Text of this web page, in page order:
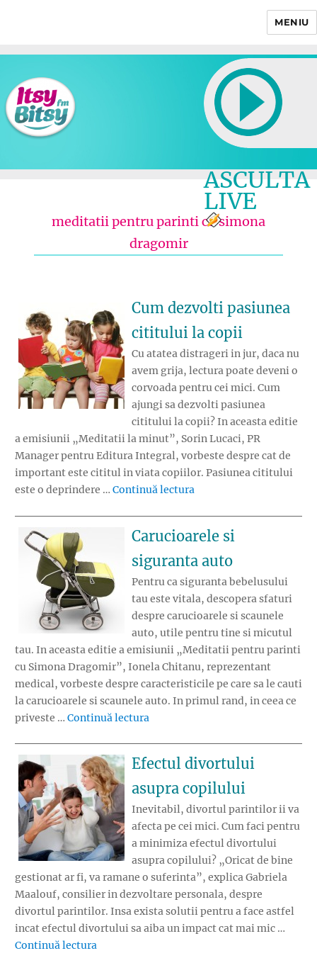
MENIU
ASCULTA
LIVE
meditatii pentru parinti cu simona
dragomir
Cum dezvolti pasiunea
cititului la copii
Cu atatea distrageri in jur, daca nu
avem grija, lectura poate deveni o
corvoada pentru cei mici. Cum
ajungi sa dezvolti pasiunea
cititului la copii? In aceasta editie
a emisiunii „Meditatii la minut”, Sorin Lucaci, PR
Manager pentru Editura Integral, vorbeste despre cat de
important este cititul in viata copiilor. Pasiunea cititului
este o deprindere … Continuă lectura
Carucioarele si
siguranta auto
Pentru ca siguranta bebelusului
tau este vitala, descopera sfaturi
despre carucioarele si scaunele
auto, utile pentru tine si micutul
tau. In aceasta editie a emisiunii „Meditatii pentru parinti
cu Simona Dragomir”, Ionela Chitanu, reprezentant
medical, vorbeste despre caracteristicile pe care sa le cauti
la carucioarele si scaunele auto. In primul rand, in ceea ce
priveste … Continuă lectura
Efectul divortului
asupra copilului
Inevitabil, divortul parintilor ii va
afecta pe cei mici. Cum faci pentru
a minimiza efectul divortului
asupra copilului? „Oricat de bine
gestionat ar fi, va ramane o suferinta”, explica Gabriela
Maalouf, consilier in dezvoltare personala, despre
divortul parintilor. Insa exista solutii pentru a face astfel
incat efectul divortului sa aiba un impact cat mai mic …
Continuă lectura